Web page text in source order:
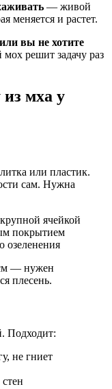
— живой
меняется и растет.
вы не хотите
решит задачу раз
мха у
или пластик.
сам. Нужна
ячейкой
покрытием
озеленения
см — нужен
плесень.
Подходит:
не гниет